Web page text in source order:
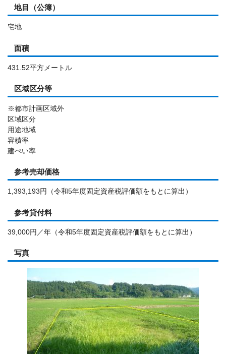
地目（公簿）
宅地
面積
431.52平方メートル
区域区分等
※都市計画区域外
区域区分
用途地域
容積率
建ぺい率
参考売却価格
1,393,193円（令和5年度固定資産税評価額をもとに算出）
参考貸付料
39,000円／年（令和5年度固定資産税評価額をもとに算出）
写真